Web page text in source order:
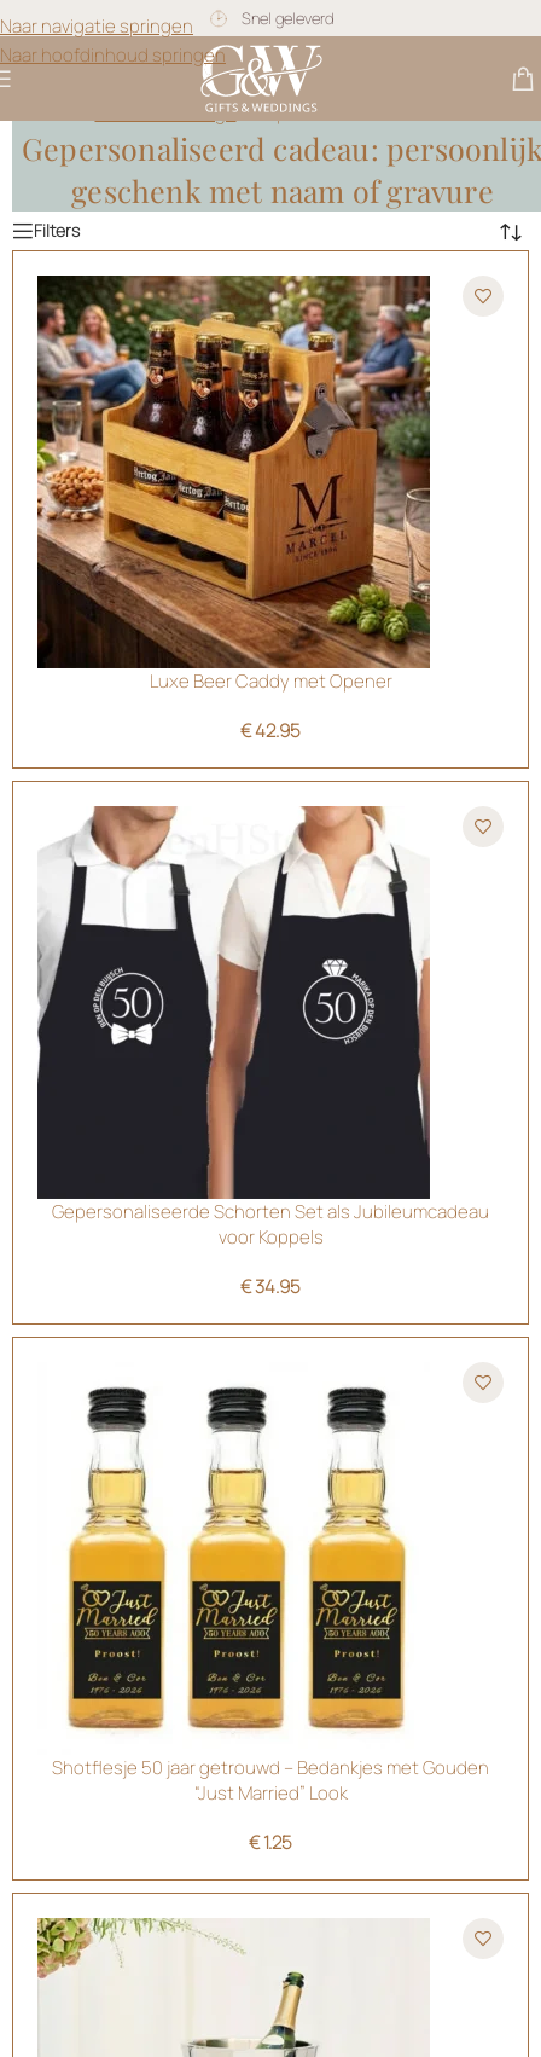
Naar navigatie springen
Naar hoofdinhoud springen
Gratis personalisatie
Gifts & Weddings>Gepersonaliseerd Cadeau
Gepersonaliseerd cadeau:
geschenk met naam of gravure
Luxe Beer Caddy met Opener
€42.95
Gepersonaliseerde Schorten Set als Jubileumcadeau
voor Koppels
€34.95
Shotflesje 50 jaar getrouwd – Bedankjes met Gouden
“Just Married” Look
€1.25